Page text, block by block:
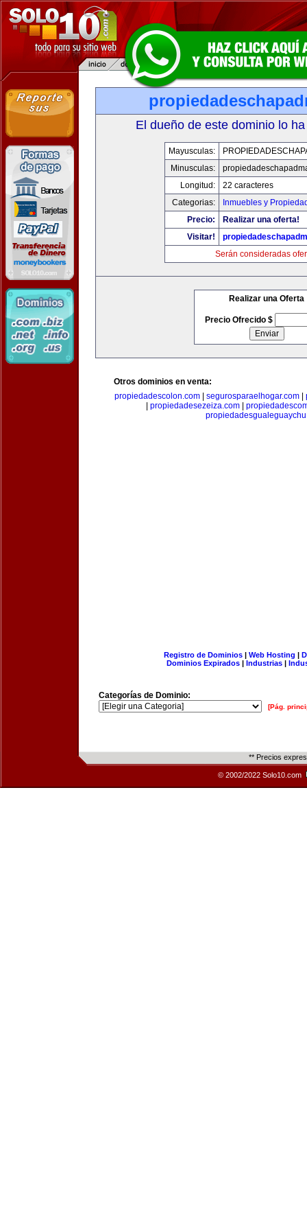
El dueño de este dominio lo
Mayusculas:
Minusculas:
Longitud:
22 caracteres
Categorias:
Inmuebles y
Precio:
Realizar una oferta!
Visitar!
Serán consideradas
Realizar una Oferta
Precio Ofrecido $
Otros dominios en venta:
propiedadescolon.com| segurosparaelhogar.com|
propiedadesezeiza.com
Registro de Dominios| Web Hosting |
Dominios Expirados | Industrias |
Categorías de Dominio:
[Pág.
** Precios
© 2002/2022 Solo10.com